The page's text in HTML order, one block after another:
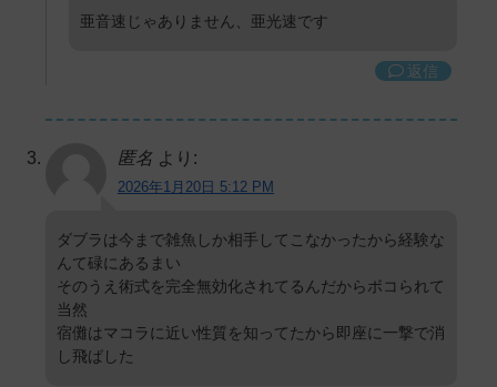
亜音速じゃありません、亜光速です
返信
匿名 より:
2026年1月20日 5:12 PM
ダブラは今まで雑魚しか相手してこなかったから経験な
んて碌にあるまい
そのうえ術式を完全無効化されてるんだからボコられて
当然
宿儺はマコラに近い性質を知ってたから即座に一撃で消
し飛ばした